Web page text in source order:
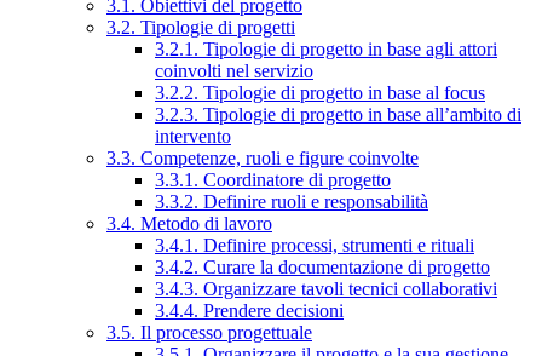
3.1. Obiettivi del progetto
3.2. Tipologie di progetti
3.2.1. Tipologie di progetto in base agli attori
coinvolti nel servizio
3.2.2. Tipologie di progetto in base al focus
3.2.3. Tipologie di progetto in base all’ambito di
intervento
3.3. Competenze, ruoli e figure coinvolte
3.3.1. Coordinatore di progetto
3.3.2. Definire ruoli e responsabilità
3.4. Metodo di lavoro
3.4.1. Definire processi, strumenti e rituali
3.4.2. Curare la documentazione di progetto
3.4.3. Organizzare tavoli tecnici collaborativi
3.4.4. Prendere decisioni
3.5. Il processo progettuale